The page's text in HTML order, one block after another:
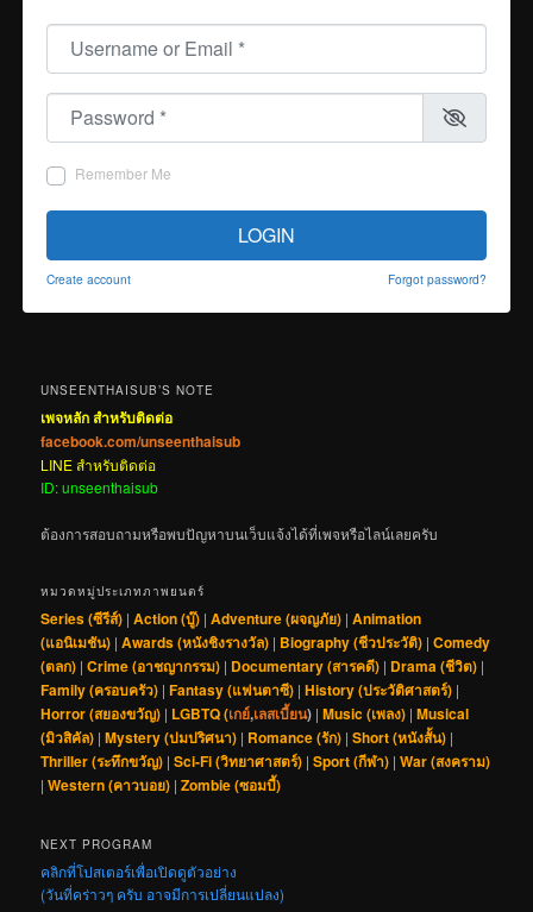
Username or Email
Password
Remember Me
LOGIN
Create account Forgot password?
UNSEENTHAISUB’S NOTE
เพจหลัก สำหรับติดต่อ
facebook.com/unseenthaisub
LINE สำหรับติดต่อ
ID: unseenthaisub
ต้องการสอบถามหรือพบปัญหาบนเว็บแจ้งได้ที่เพจหรือไลน์เลยครับ
หมวดหมู่ประเภทภาพยนตร์
Series (ซีรีส์) |Action (บู๊) |Adventure (ผจญภัย) |Animation
(แอนิเมชัน) |Awards (หนังชิงรางวัล) | Biography (ชีวประวัติ) |Comedy
(ตลก) |Crime (อาชญากรรม) | Documentary (สารคดี) | Drama (ชีวิต) |
Family (ครอบครัว) |Fantasy (แฟนตาซี) |History (ประวัติศาสตร์) |
Horror (สยองขวัญ) | LGBTQ (เกย์,เลสเบี้ยน) |Music (เพลง) |Musical
(มิวสิคัล) |Mystery (ปมปริศนา) | Romance (รัก) |Short (หนังสั้น) |
Thriller (ระทึกขวัญ) |Sci-Fi (วิทยาศาสตร์) |Sport (กีฬา) |War (สงคราม)
|Western (คาวบอย) |Zombie (ซอมบี้)
NEXT PROGRAM
คลิกที่โปสเตอร์เพื่อเปิดดูตัวอย่าง
(วันที่คร่าวๆ ครับ อาจมีการเปลี่ยนแปลง)